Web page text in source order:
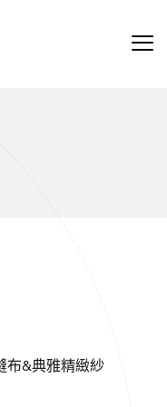
布&典雅精緻紗